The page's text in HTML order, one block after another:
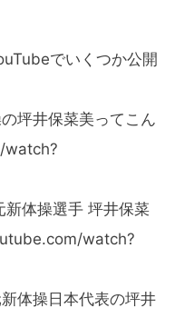
でいくつか公開
坪井保菜美ってこん
watch?
体操選手 坪井保菜
watch?
体操日本代表の坪井